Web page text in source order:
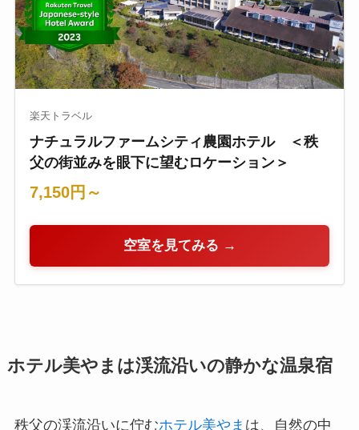
楽天トラベル
ナチュラルファームシティ農園ホテル ＜秩
父の街並みを眼下に望むロケーション＞
7,150円～
空室を見てみる →
ホテル美やまは渓流沿いの静かな温泉宿
秩父の渓流沿いに佇むホテル美やま は、自然の中